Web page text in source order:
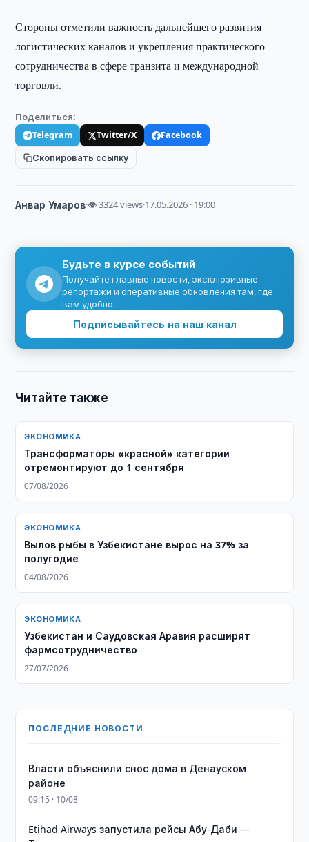
Стороны отметили важность дальнейшего развития
логистических каналов и укрепления практического
сотрудничества в сфере транзита и международной
торговли.
Поделиться:
Telegram Twitter/X
Facebook
Скопировать ссылку
Анвар Умаров·👁 3324 views·17.05.2026 · 19:00
Будьте в курсе событий
Получайте главные новости, эксклюзивные
репортажи и оперативные обновления там, где
вам удобно.
Подписывайтесь на наш канал
Читайте также
ЭКОНОМИКА
Трансформаторы «красной» категории
отремонтируют до 1 сентября
07/08/2026
ЭКОНОМИКА
Вылов рыбы в Узбекистане вырос на 37% за
полугодие
04/08/2026
ЭКОНОМИКА
​​​​​​​Узбекистан и Саудовская Аравия расширят
фармсотрудничество
27/07/2026
ПОСЛЕДНИЕ НОВОСТИ
Власти объяснили снос дома в Денауском
районе
09:15 · 10/08
Etihad Airways запустила рейсы Абу-Даби —